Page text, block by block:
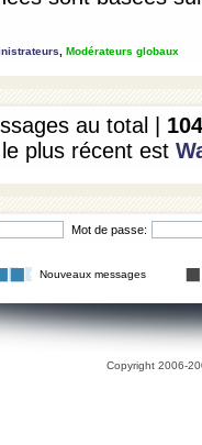
Modérateurs globaux
au total | 104
plus récent est
Mot de passe:
Nouveaux messages
Copyright 2006-